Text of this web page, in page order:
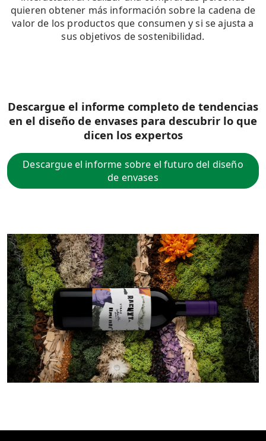
quieren obtener más información sobre la cadena de
valor de los productos que consumen y si se ajusta a
sus objetivos de sostenibilidad.
Descargue el informe completo de tendencias
en el diseño de envases para descubrir lo que
dicen los expertos
Descargue el informe sobre el futuro del diseño
de envases